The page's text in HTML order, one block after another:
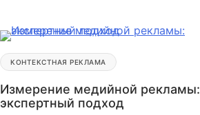
КОНТЕКСТНАЯ РЕКЛАМА
Измерение медийной рекламы:
экспертный подход